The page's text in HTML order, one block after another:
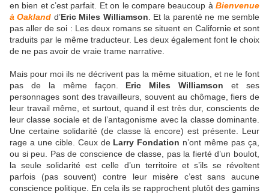
en bien et c’est parfait. Et on le compare beaucoup à Bienvenue
à Oakland d’Eric Miles Williamson . Et la parenté ne me semble
pas aller de soi : Les deux romans se situent en Californie et sont
traduits par le même traducteur. Les deux également font le choix
de ne pas avoir de vraie trame narrative.
Mais pour moi ils ne décrivent pas la même situation, et ne le font
pas de la même façon. Eric Miles Williamson et ses
personnages sont des travailleurs, souvent au chômage, fiers de
leur travail même, et surtout, quand il est très dur, conscients de
leur classe sociale et de l’antagonisme avec la classe dominante.
Une certaine solidarité (de classe là encore) est présente. Leur
rage a une cible. Ceux de Larry Fondation n’ont même pas ça,
ou si peu. Pas de conscience de classe, pas la fierté d’un boulot,
la seule solidarité est celle d’un territoire et s’ils se révoltent
parfois (pas souvent) contre leur misère c’est sans aucune
conscience politique. En cela ils se rapprochent plutôt des gamins